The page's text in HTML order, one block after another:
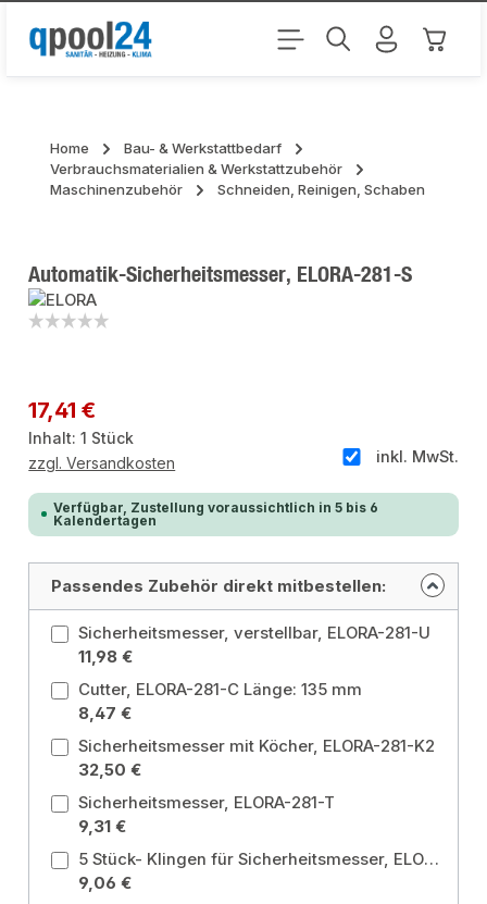
Zum Hauptinhalt springen
Home
Bau- & Werkstattbedarf
Verbrauchsmaterialien & Werkstattzubehör
Maschinenzubehör
Schneiden, Reinigen, Schaben
Automatik-Sicherheitsmesser, ELORA-281-S
Regulärer Preis:
17,41 €
Inhalt:1 Stück
inkl. MwSt.
zzgl. Versandkosten
Verfügbar, Zustellung voraussichtlich in 5 bis 6
Kalendertagen
Passendes Zubehör direkt mitbestellen:
Sicherheitsmesser, verstellbar, ELORA-281-U
11,98 €
Cutter, ELORA-281-C Länge: 135 mm
8,47 €
Sicherheitsmesser mit Köcher, ELORA-281-K2
32,50 €
Sicherheitsmesser, ELORA-281-T
9,31 €
5 Stück- Klingen für Sicherheitsmesser, ELORA-281-TK52 Klingenform: Trapezklinge / Länge: 52 mm
9,06 €